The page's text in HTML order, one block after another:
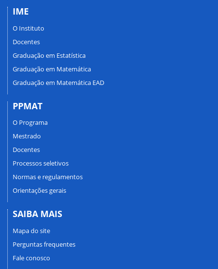
IME
O Instituto
Docentes
Graduação em Estatística
Graduação em Matemática
Graduação em Matemática EAD
PPMAT
O Programa
Mestrado
Docentes
Processos seletivos
Normas e regulamentos
Orientações gerais
SAIBA MAIS
Mapa do site
Perguntas frequentes
Fale conosco